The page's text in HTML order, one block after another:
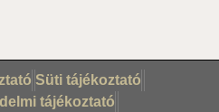
Süti tájékoztató
tájékoztató